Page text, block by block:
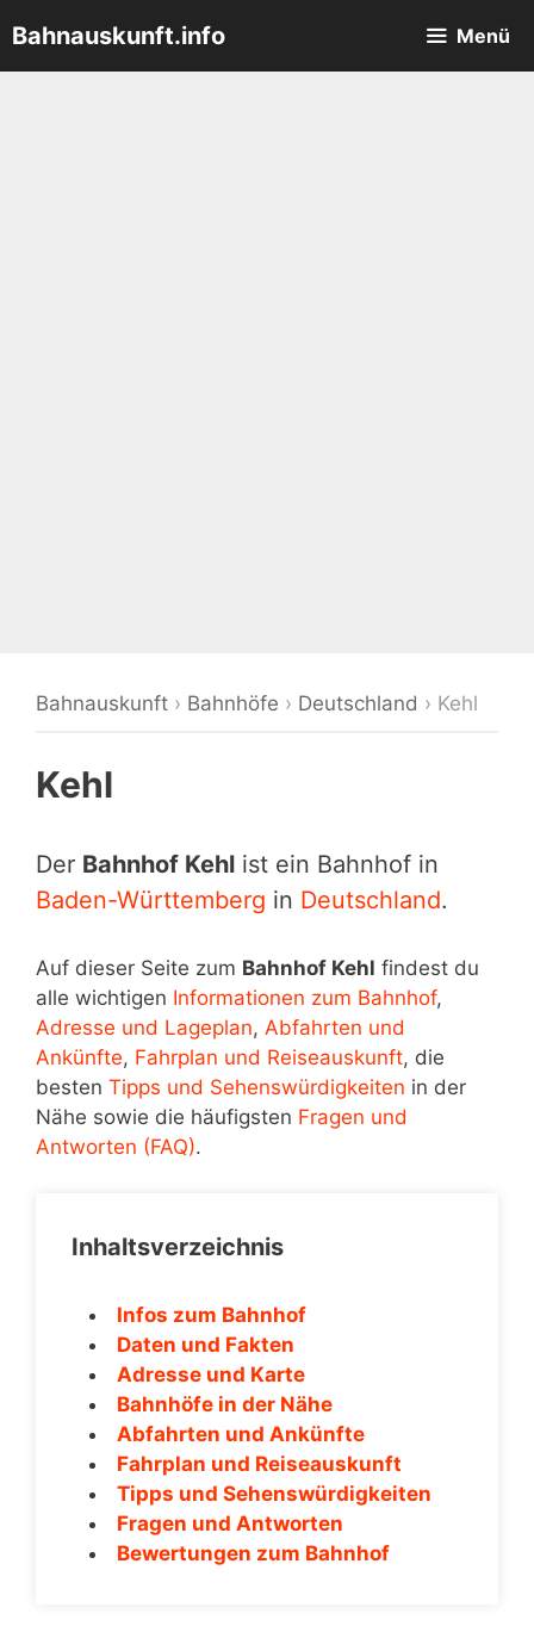
Inhalt
springen
Bahnauskunft.info Menü
Bahnauskunft › Bahnhöfe › Deutschland › Kehl
Kehl
Der Bahnhof Kehl ist ein Bahnhof in
Baden-Württemberg in Deutschland.
Auf dieser Seite zum Bahnhof Kehl findest du
alle wichtigen Informationen zum Bahnhof,
Adresse und Lageplan, Abfahrten und
Ankünfte, Fahrplan und Reiseauskunft, die
besten Tipps und Sehenswürdigkeiten in der
Nähe sowie die häufigsten Fragen und
Antworten (FAQ).
Inhaltsverzeichnis
Infos zum Bahnhof
Daten und Fakten
Adresse und Karte
Bahnhöfe in der Nähe
Abfahrten und Ankünfte
Fahrplan und Reiseauskunft
Tipps und Sehenswürdigkeiten
Fragen und Antworten
Bewertungen zum Bahnhof